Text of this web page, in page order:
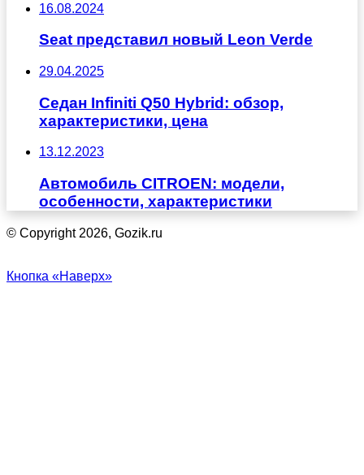
16.08.2024
Seat представил новый Leon Verde
29.04.2025
Седан Infiniti Q50 Hybrid: обзор,
характеристики, цена
13.12.2023
Автомобиль CITROEN: модели,
особенности, характеристики
© Copyright 2026, Gozik.ru
Кнопка «Наверх»